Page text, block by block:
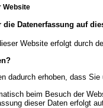
Website
Datenerfassung auf
Website erfolgt durch
dadurch erhoben, dass
beim Besuch der
dieser Daten erfolgt